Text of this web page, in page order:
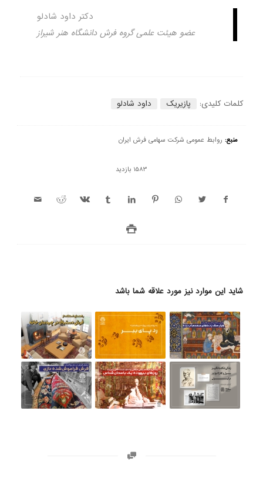
دکتر داود شادلو
عضو هیئت علمی گروه فرش دانشگاه هنر شیراز
کلمات کلیدی: پازیریک داود شادلو
منبع: روابط عمومی شرکت سهامی فرش ایران
1583 بازدید
شاید این موارد نیز مورد علاقه شما باشد